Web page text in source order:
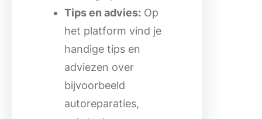
Tips en advies: Op
het platform vind je
handige tips en
adviezen over
bijvoorbeeld
autoreparaties,